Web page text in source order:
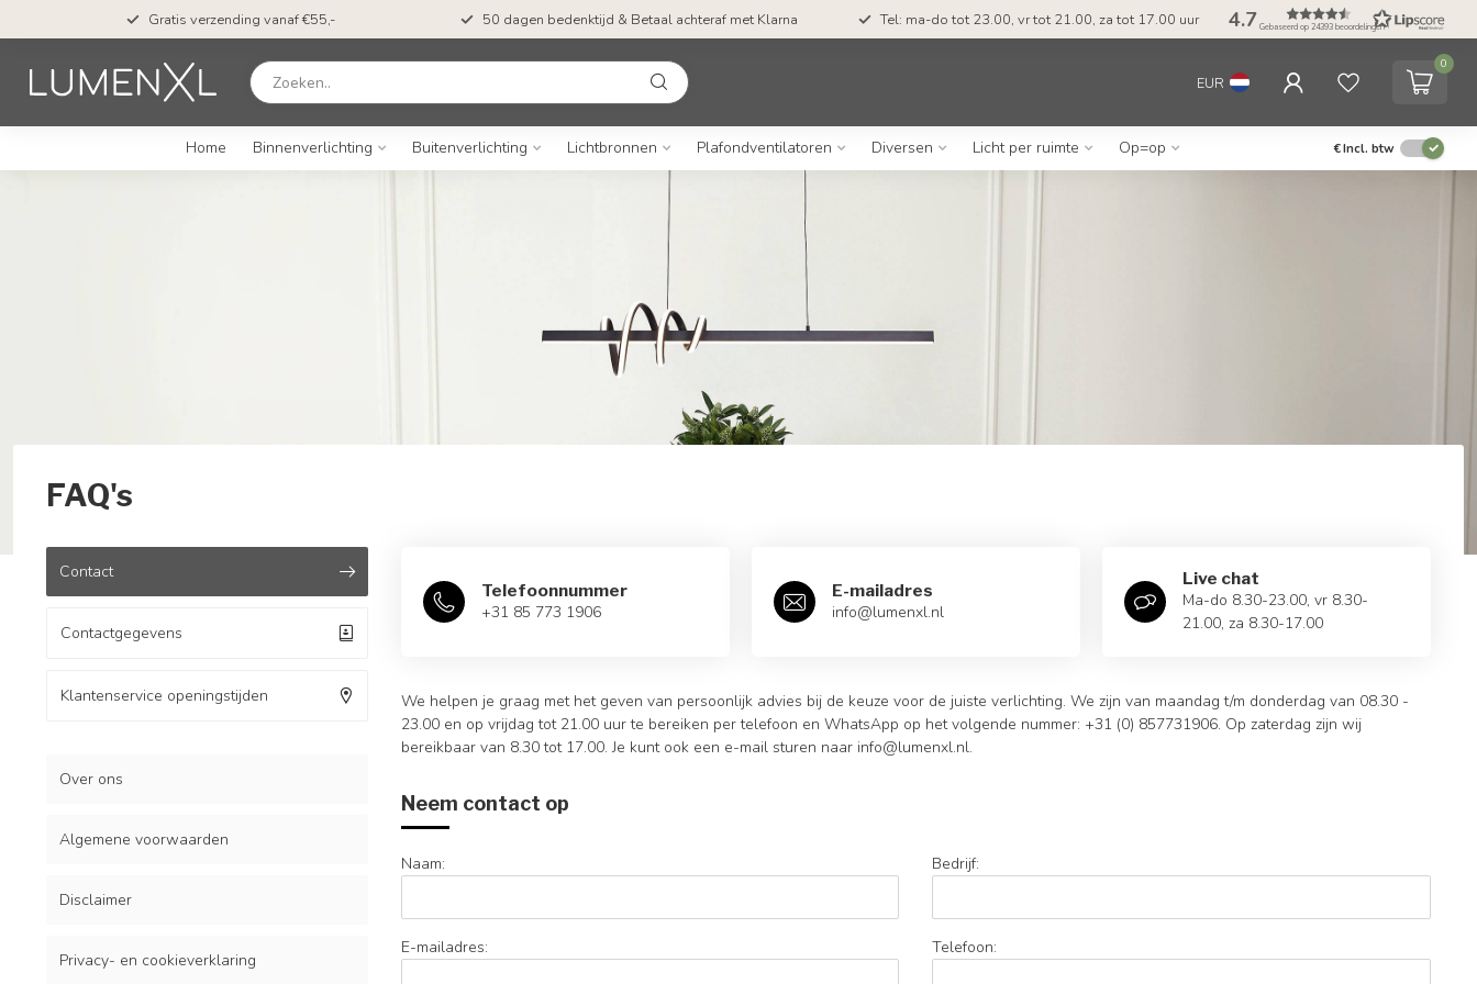
Gratis verzending vanaf €55,- 50 dagen bedenktijd & Betaal achteraf met Klarna Tel: ma-do tot 23.00, vr tot 21.00, za tot 17.00 uur 4.7 Gebaseerd op 24393 beoordelingen
EUR
0
Home Binnenverlichting Buitenverlichting Lichtbronnen Plafondventilatoren Diversen Licht per ruimte Op=op €Incl. btw
FAQ's
Contact
Contactgegevens
Klantenservice openingstijden
Over ons
Algemene voorwaarden
Disclaimer
Privacy- en cookieverklaring
Telefoonnummer
+31 85 773 1906
E-mailadres
info@lumenxl.nl
Live chat
Ma-do 8.30-23.00, vr 8.30-
21.00, za 8.30-17.00
We helpen je graag met het geven van persoonlijk advies bij de keuze voor de juiste verlichting. We zijn van maandag t/m donderdag van 08.30 -
23.00 en op vrijdag tot 21.00 uur te bereiken per telefoon en WhatsApp op het volgende nummer: +31 (0) 857731906. Op zaterdag zijn wij
bereikbaar van 8.30 tot 17.00. Je kunt ook een e-mail sturen naar info@lumenxl.nl.
Neem contact op
Naam: Bedrijf:
E-mailadres: Telefoon: